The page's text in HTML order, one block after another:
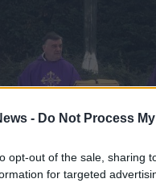
- Do Not Process
opt-out of the sale, sharing
for targeted